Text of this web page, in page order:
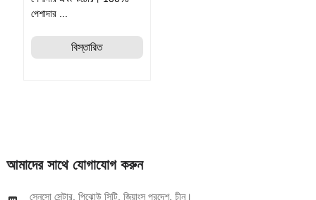
পেশাদার ...
বিস্তারিত
আমাদের সাথে যোগাযোগ করুন
সেনসো সেন্টার, পিঝোউ সিটি, জিয়াংসু প্রদেশ, চীন।